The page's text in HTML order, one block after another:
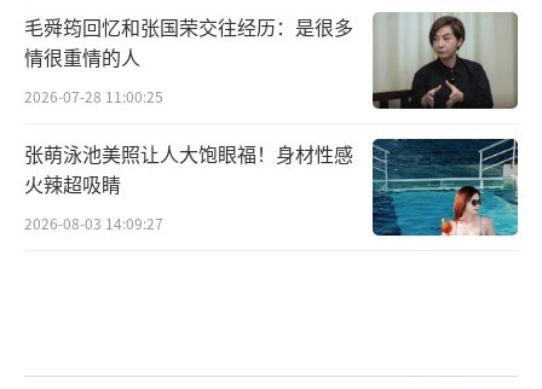
毛舜筠回忆和张国荣交往经历：是很多
情很重情的人
2026-07-28 11:00:25
张萌泳池美照让人大饱眼福！身材性感
火辣超吸睛
2026-08-03 14:09:27